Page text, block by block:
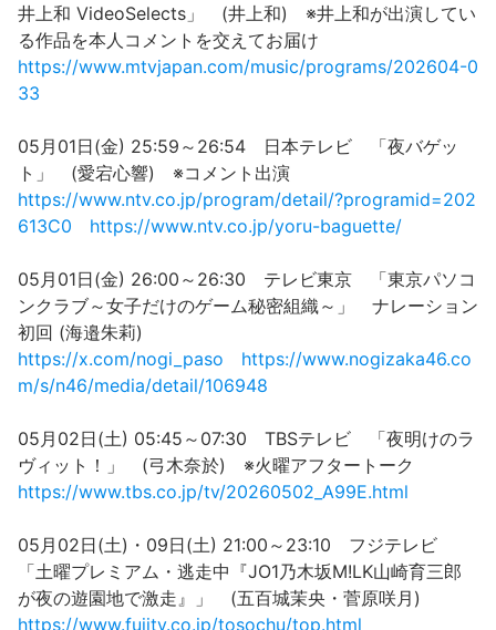
井上和 VideoSelects」 (井上和) ※井上和が出演してい
る作品を本人コメントを交えてお届け
https://www.mtvjapan.com/music/programs/202604-0
33
05月01日(金) 25:59～26:54 日本テレビ 「夜バゲッ
ト」 (愛宕心響) ※コメント出演
https://www.ntv.co.jp/program/detail/?programid=202
613C0
https://www.ntv.co.jp/yoru-baguette/
05月01日(金) 26:00～26:30 テレビ東京 「東京パソコ
ンクラブ～女子だけのゲーム秘密組織～」 ナレーション
初回 (海邉朱莉)
https://x.com/nogi_paso
https://www.nogizaka46.co
m/s/n46/media/detail/106948
05月02日(土) 05:45～07:30 TBSテレビ 「夜明けのラ
ヴィット！」 (弓木奈於) ※火曜アフタートーク
https://www.tbs.co.jp/tv/20260502_A99E.html
05月02日(土)・09日(土) 21:00～23:10 フジテレビ
「土曜プレミアム・逃走中『JO1乃木坂M!LK山崎育三郎
が夜の遊園地で激走』」 (五百城茉央・菅原咲月)
https://www.fujitv.co.jp/tosochu/top.html